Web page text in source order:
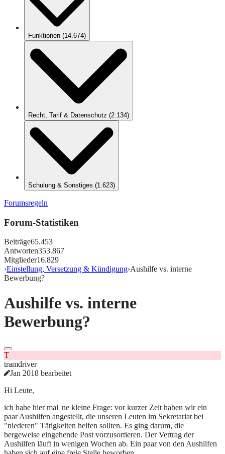
Funktionen (14.674)
Recht, Tarif & Datenschutz (2.134)
Schulung & Sonstiges (1.623)
Forumsregeln
Forum-Statistiken
Beiträge65.453
Antworten353.867
Mitglieder16.829
›Einstellung, Versetzung & Kündigung›Aushilfe vs. interne
Bewerbung?
Aushilfe vs. interne
Bewerbung?
T
tramdriver
Jan 2018 bearbeitet
Hi Leute,
ich habe hier mal 'ne kleine Frage: vor kurzer Zeit haben wir ein
paar Aushilfen angestellt, die unseren Leuten im Sekretariat bei
"niederen" Tätigkeiten helfen sollten. Es ging darum, die
bergeweise eingehende Post vorzusortieren. Der Vertrag der
Aushilfen läuft in wenigen Wochen ab. Ein paar von den Aushilfen